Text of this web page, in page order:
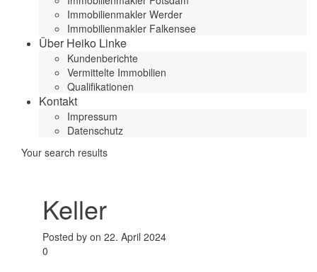
Immobilienmakler Werder
Immobilienmakler Falkensee
Über Heiko Linke
Kundenberichte
Vermittelte Immobilien
Qualifikationen
Kontakt
Impressum
Datenschutz
Your search results
Keller
Posted by on 22. April 2024
0